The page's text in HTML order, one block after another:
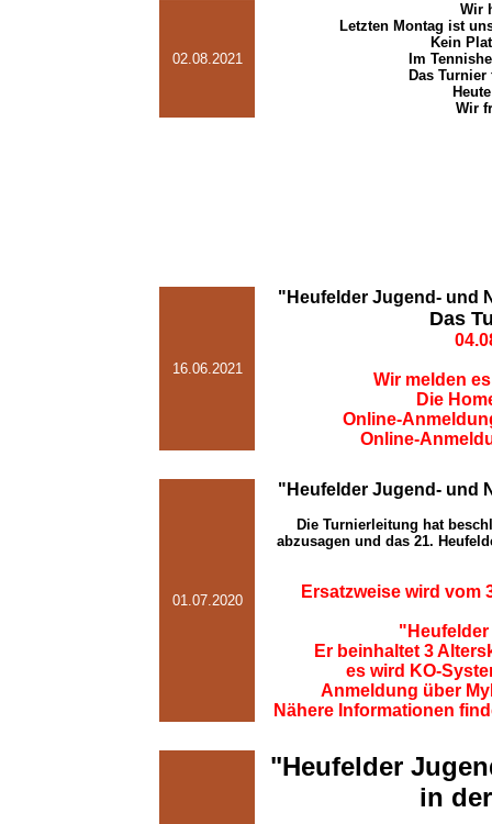
02.08.2021
Wir
Letzten Montag ist
Kein
Im
Das
Wir
16.06.2021
"Heufelder Jugend- und
Das
Wir melden
Die
Online-
Online-
01.07.2020
"Heufelder Jugend- und
Die Turnierleitung hat
abzusagen und das 21.
Ersatzweise wird vom
Er beinhaltet 3
es wird KO-
Anmeldung über
Nähere Informationen
"Heufelder
in